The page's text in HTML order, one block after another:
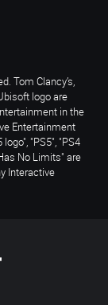
Tom Clancy’s,
logo are
in the
Entertainment
"PS5", "PS4
No Limits" are
Interactive